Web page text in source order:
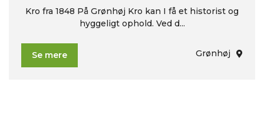
Kro fra 1848 På Grønhøj Kro kan I få et historist og
hyggeligt ophold. Ved d...
Se mere Grønhøj